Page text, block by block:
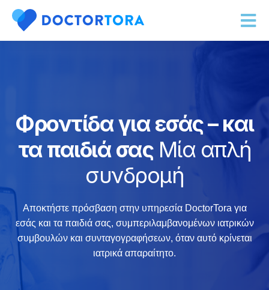
Φροντίδα για εσάς – και
τα παιδιά σαςΜία απλή
συνδρομή
Αποκτήστε πρόσβαση στην υπηρεσία DoctorTora για
εσάς και τα παιδιά σας, συμπεριλαμβανομένων ιατρικών
συμβουλών και συνταγογραφήσεων, όταν αυτό κρίνεται
ιατρικά απαραίτητο.